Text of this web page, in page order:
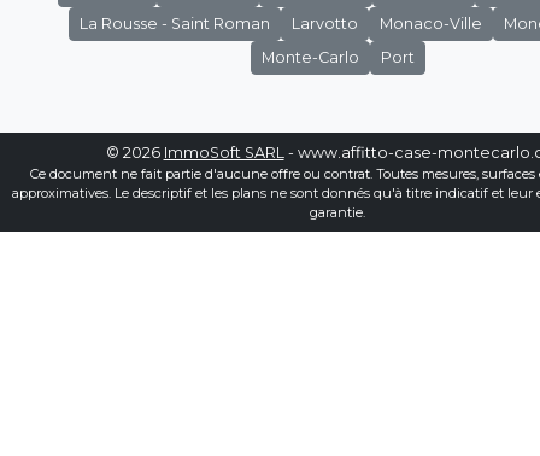
La Rousse - Saint Roman
Larvotto Monaco-Ville
Monte-Carlo
Port
© 2026 ImmoSoft SARL- www.affitto-case-
Ce document ne fait partie d'aucune offre ou contrat. Toutes mesures, surfaces
approximatives. Le descriptif et les plans ne sont donnés qu'à titre indicatif et leur
garantie.